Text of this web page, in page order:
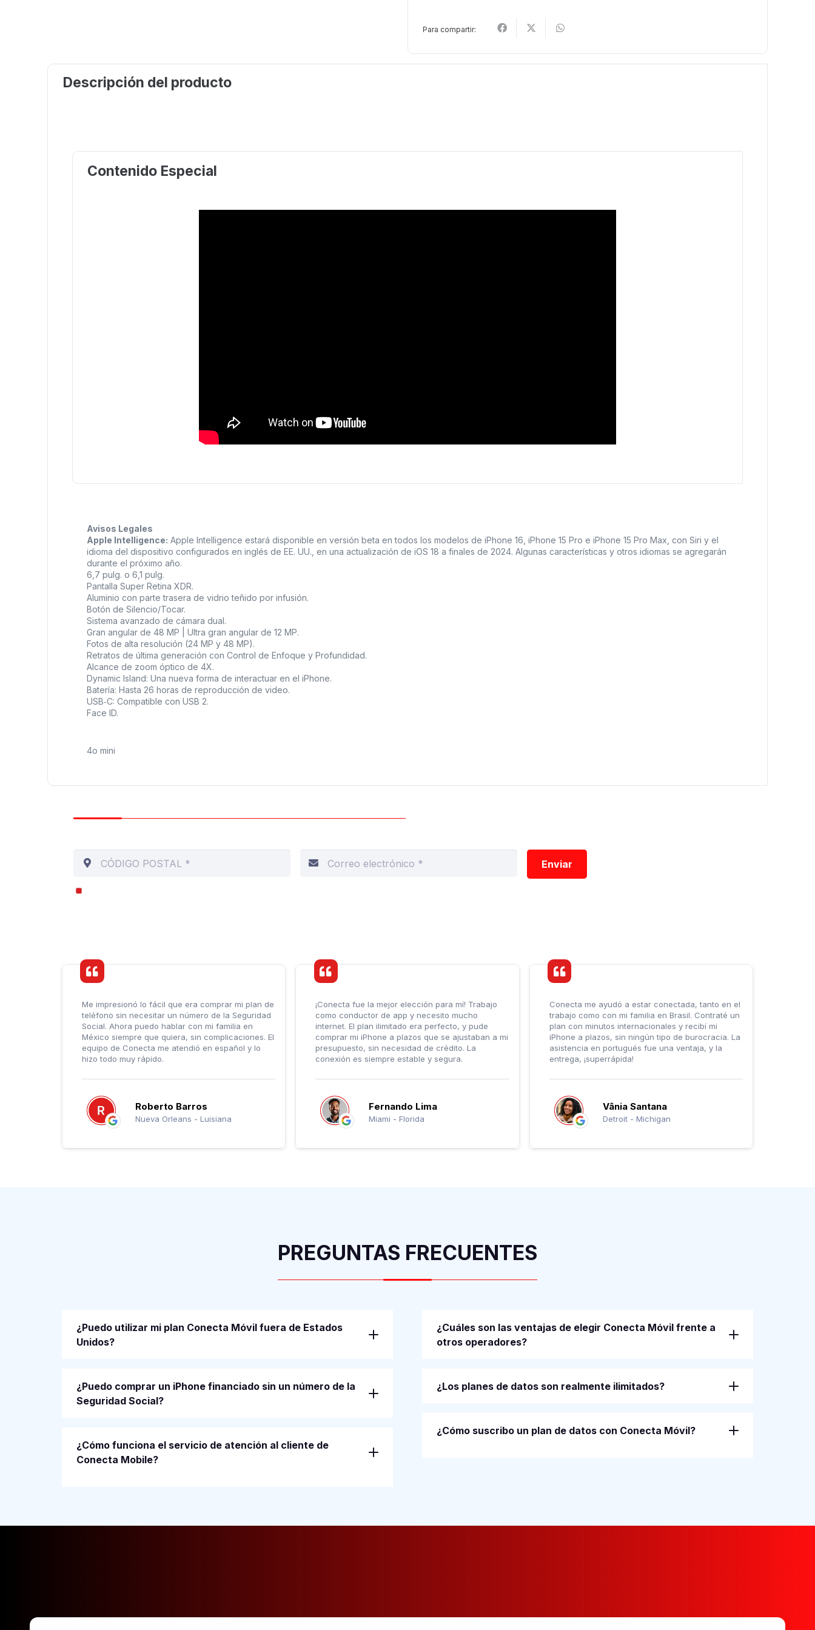
Para compartir:
Descripción del producto
Contenido Especial
Avisos Legales
Apple Intelligence: Apple Intelligence estará disponible en versión beta en todos los modelos de iPhone 16, iPhone 15 Pro e iPhone 15 Pro Max, con Siri y el
idioma del dispositivo configurados en inglés de EE. UU., en una actualización de iOS 18 a finales de 2024. Algunas características y otros idiomas se agregarán
durante el próximo año.
6,7 pulg. o 6,1 pulg.
Pantalla Super Retina XDR.
Aluminio con parte trasera de vidrio teñido por infusión.
Botón de Silencio/Tocar.
Sistema avanzado de cámara dual.
Gran angular de 48 MP | Ultra gran angular de 12 MP.
Fotos de alta resolución (24 MP y 48 MP).
Retratos de última generación con Control de Enfoque y Profundidad.
Alcance de zoom óptico de 4X.
Dynamic Island: Una nueva forma de interactuar en el iPhone.
Batería: Hasta 26 horas de reproducción de video.
USB‑C: Compatible con USB 2.
Face ID.
4o mini
Enviar
Me impresionó lo fácil que era comprar mi plan de
teléfono sin necesitar un número de la Seguridad
Social. Ahora puedo hablar con mi familia en
México siempre que quiera, sin complicaciones. El
equipo de Conecta me atendió en español y lo
hizo todo muy rápido.
Roberto Barros
Nueva Orleans - Luisiana
¡Conecta fue la mejor elección para mí! Trabajo
como conductor de app y necesito mucho
internet. El plan ilimitado era perfecto, y pude
comprar mi iPhone a plazos que se ajustaban a mi
presupuesto, sin necesidad de crédito. La
conexión es siempre estable y segura.
Fernando Lima
Miami - Florida
Conecta me ayudó a estar conectada, tanto en el
trabajo como con mi familia en Brasil. Contraté un
plan con minutos internacionales y recibí mi
iPhone a plazos, sin ningún tipo de burocracia. La
asistencia en portugués fue una ventaja, y la
entrega, ¡superrápida!
Vânia Santana
Detroit - Michigan
PREGUNTAS FRECUENTES
¿Puedo utilizar mi plan Conecta Móvil fuera de Estados
Unidos?
¿Puedo comprar un iPhone financiado sin un número de la
Seguridad Social?
¿Cómo funciona el servicio de atención al cliente de
Conecta Mobile?
¿Cuáles son las ventajas de elegir Conecta Móvil frente a
otros operadores?
¿Los planes de datos son realmente ilimitados?
¿Cómo suscribo un plan de datos con Conecta Móvil?